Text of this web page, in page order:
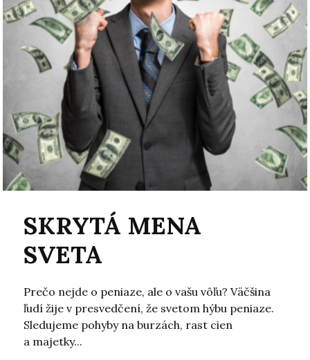
SKRYTÁ MENA
SVETA
Prečo nejde o peniaze, ale o vašu vôľu? Väčšina
ľudí žije v presvedčení, že svetom hýbu peniaze.
Sledujeme pohyby na burzách, rast cien
a majetky...